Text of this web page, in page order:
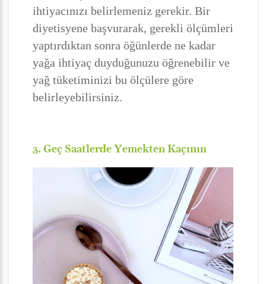
ihtiyacınızı belirlemeniz gerekir. Bir
diyetisyene başvurarak, gerekli ölçümleri
yaptırdıktan sonra öğünlerde ne kadar
yağa ihtiyaç duyduğunuzu öğrenebilir ve
yağ tüketiminizi bu ölçülere göre
belirleyebilirsiniz.
3. Geç Saatlerde Yemekten Kaçının